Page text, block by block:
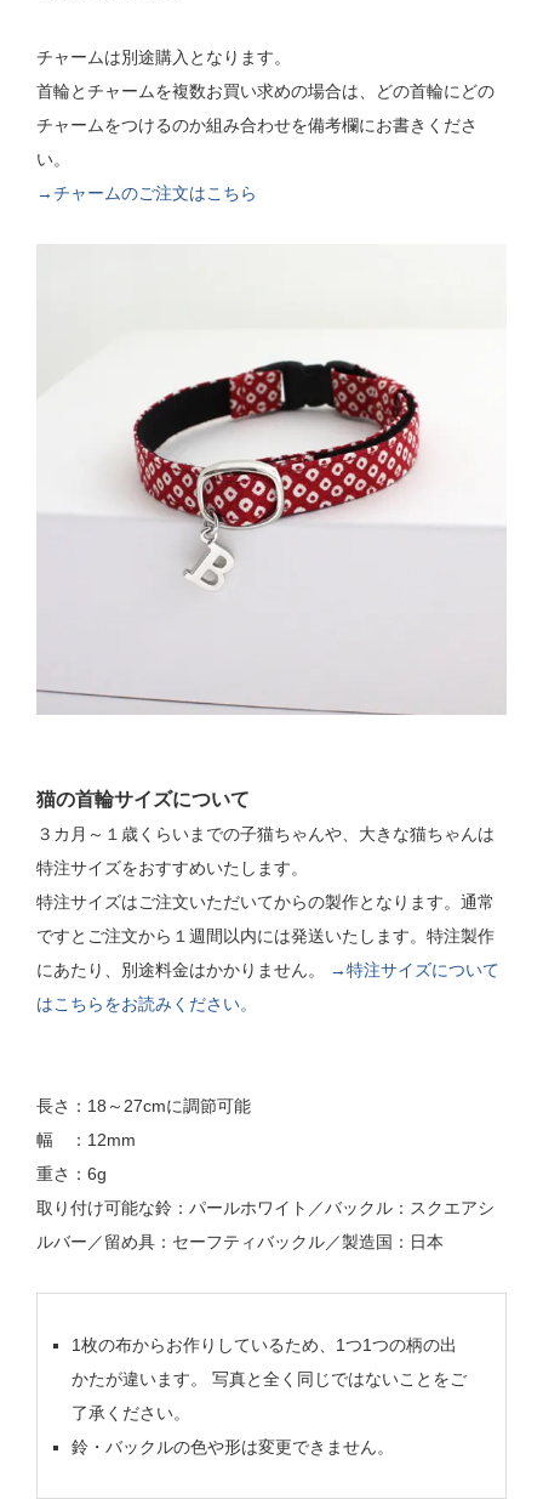
チャームは別途購入となります。
首輪とチャームを複数お買い求めの場合は、どの首輪にどの
チャームをつけるのか組み合わせを備考欄にお書きくださ
い。
→チャームのご注文はこちら
猫の首輪サイズについて
３カ月～１歳くらいまでの子猫ちゃんや、大きな猫ちゃんは
特注サイズをおすすめいたします。
特注サイズはご注文いただいてからの製作となります。通常
ですとご注文から１週間以内には発送いたします。特注製作
にあたり、別途料金はかかりません。
→特注サイズについて
はこちらをお読みください。
長さ：18～27cmに調節可能
幅 ：12mm
重さ：6g
取り付け可能な鈴：パールホワイト／バックル：スクエアシ
ルバー／留め具：セーフティバックル／製造国：日本
1枚の布からお作りしているため、1つ1つの柄の出
かたが違います。 写真と全く同じではないことをご
了承ください。
鈴・バックルの色や形は変更できません。